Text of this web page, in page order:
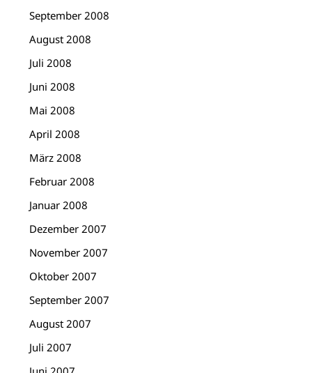
September 2008
August 2008
Juli 2008
Juni 2008
Mai 2008
April 2008
März 2008
Februar 2008
Januar 2008
Dezember 2007
November 2007
Oktober 2007
September 2007
August 2007
Juli 2007